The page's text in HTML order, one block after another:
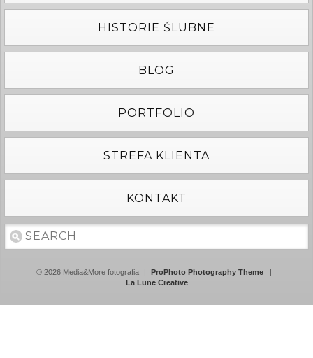
HISTORIE ŚLUBNE
BLOG
PORTFOLIO
STREFA KLIENTA
KONTAKT
© 2026 Media&More fotografia | ProPhoto Photography Theme
|
La Lune Creative